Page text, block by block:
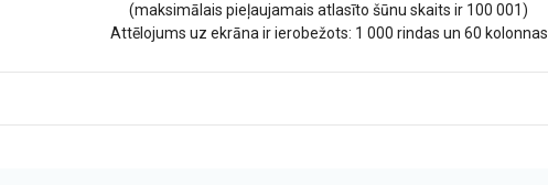
(maksimālais pieļaujamais atlasīto šūnu skaits ir 100 001)
Attēlojums uz ekrāna ir ierobežots: 1 000 rindas un 60 kolonnas